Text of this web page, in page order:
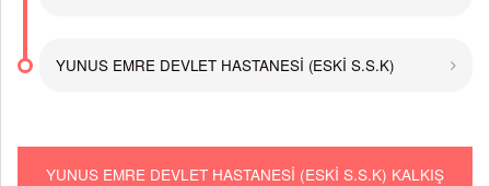
YUNUS EMRE DEVLET HASTANESİ (ESKİ S.S.K)
YUNUS EMRE DEVLET HASTANESİ (ESKİ S.S.K) KALKIŞ